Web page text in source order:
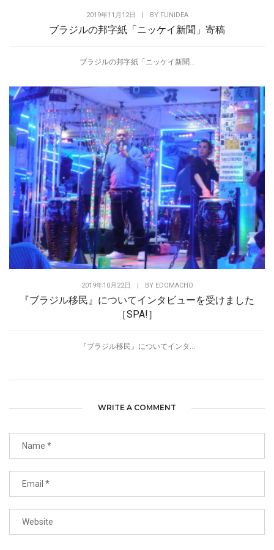
2019年11月12日 | BY FUNIDEA
ブラジルの邦字紙「ニッケイ新聞」寄稿
ブラジルの邦字紙「ニッケイ新聞...
2019年10月22日 BY EDOMACHO
『ブラジル移民』についてインタビューを受けました
［SPA!］
『ブラジル移民』についてインタ...
WRITE A COMMENT